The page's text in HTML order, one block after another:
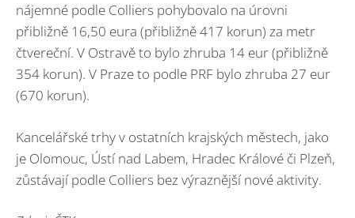
nájemné podle Colliers pohybovalo na úrovni
přibližně 16,50 eura (přibližně 417 korun) za metr
čtvereční. V Ostravě to bylo zhruba 14 eur (přibližně
354 korun). V Praze to podle PRF bylo zhruba 27 eur
(670 korun).
Kancelářské trhy v ostatních krajských městech, jako
je Olomouc, Ústí nad Labem, Hradec Králové či Plzeň,
zůstávají podle Colliers bez výraznější nové aktivity.